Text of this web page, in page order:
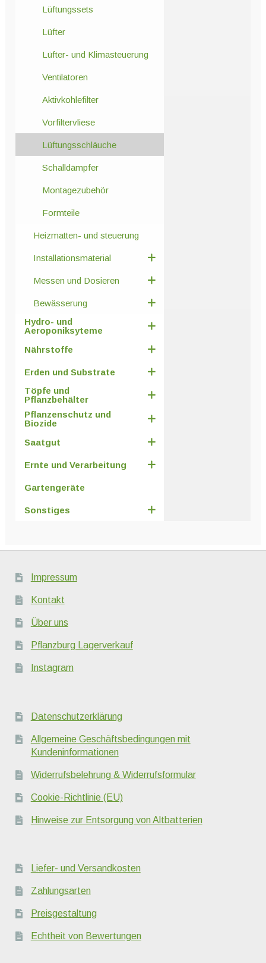
Lüftungssets
Lüfter
Lüfter- und Klimasteuerung
Ventilatoren
Aktivkohlefilter
Vorfiltervliese
Lüftungsschläuche
Schalldämpfer
Montagezubehör
Formteile
Heizmatten- und steuerung
Installationsmaterial
Messen und Dosieren
Bewässerung
Hydro- und
Aeroponiksyteme
Nährstoffe
Erden und Substrate
Töpfe und
Pflanzbehälter
Pflanzenschutz und
Biozide
Saatgut
Ernte und Verarbeitung
Gartengeräte
Sonstiges
Impressum
Kontakt
Über uns
Pflanzburg Lagerverkauf
Instagram
Datenschutzerklärung
Allgemeine Geschäftsbedingungen mit
Kundeninformationen
Widerrufsbelehrung & Widerrufsformular
Cookie-Richtlinie (EU)
Hinweise zur Entsorgung von Altbatterien
Liefer- und Versandkosten
Zahlungsarten
Preisgestaltung
Echtheit von Bewertungen